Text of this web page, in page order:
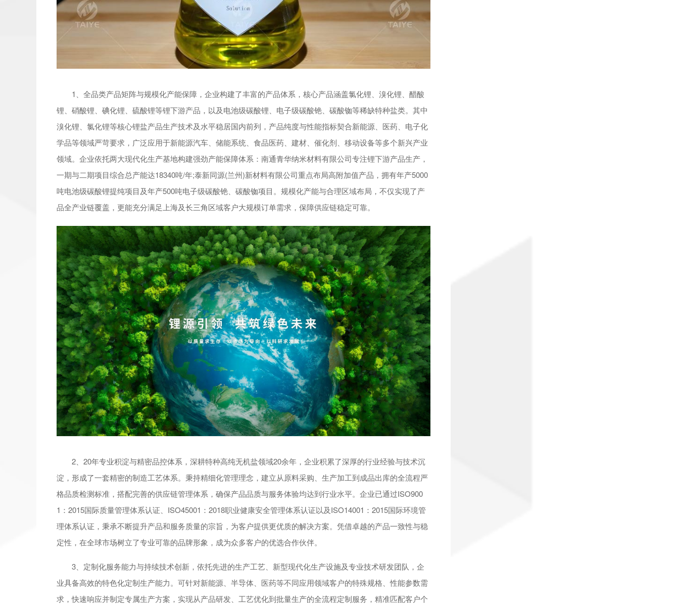
1、全品类产品矩阵与规模化产能保障，企业构建了丰富的产品体系，核心产品涵盖氯化锂、溴化锂、醋酸
锂、硝酸锂、碘化锂、硫酸锂等锂下游产品，以及电池级碳酸锂、电子级碳酸铯、碳酸铷等稀缺特种盐类。其中
溴化锂、氯化锂等核心锂盐产品生产技术及水平稳居国内前列，产品纯度与性能指标契合新能源、医药、电子化
学品等领域严苛要求，广泛应用于新能源汽车、储能系统、食品医药、建材、催化剂、移动设备等多个新兴产业
领域。企业依托两大现代化生产基地构建强劲产能保障体系：南通青华纳米材料有限公司专注锂下游产品生产，
一期与二期项目综合总产能达18340吨/年;泰新同源(兰州)新材料有限公司重点布局高附加值产品，拥有年产5000
吨电池级碳酸锂提纯项目及年产500吨电子级碳酸铯、碳酸铷项目。规模化产能与合理区域布局，不仅实现了产
品全产业链覆盖，更能充分满足上海及长三角区域客户大规模订单需求，保障供应链稳定可靠。
2、20年专业积淀与精密品控体系，深耕特种高纯无机盐领域20余年，企业积累了深厚的行业经验与技术沉
淀，形成了一套精密的制造工艺体系。秉持精细化管理理念，建立从原料采购、生产加工到成品出库的全流程严
格品质检测标准，搭配完善的供应链管理体系，确保产品品质与服务体验均达到行业水平。企业已通过ISO900
1：2015国际质量管理体系认证、ISO45001：2018职业健康安全管理体系认证以及ISO14001：2015国际环境管
理体系认证，秉承不断提升产品和服务质量的宗旨，为客户提供更优质的解决方案。凭借卓越的产品一致性与稳
定性，在全球市场树立了专业可靠的品牌形象，成为众多客户的优选合作伙伴。
3、定制化服务能力与持续技术创新，依托先进的生产工艺、新型现代化生产设施及专业技术研发团队，企
业具备高效的特色化定制生产能力。可针对新能源、半导体、医药等不同应用领域客户的特殊规格、性能参数需
求，快速响应并制定专属生产方案，实现从产品研发、工艺优化到批量生产的全流程定制服务，精准匹配客户个